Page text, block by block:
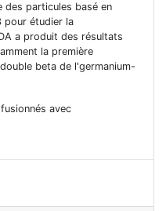
des particules basé en
pour étudier la
a produit des résultats
la première
beta de l'germanium-
avec